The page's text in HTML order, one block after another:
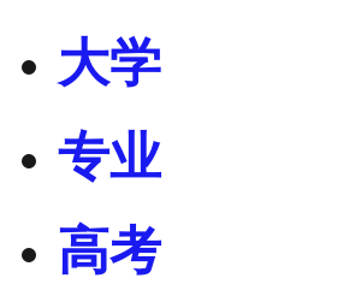
大学
专业
高考